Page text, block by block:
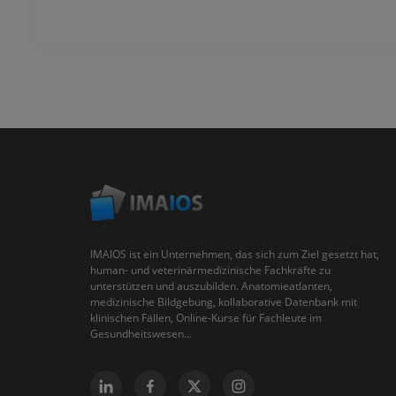
IMAIOS ist ein Unternehmen, das sich zum Ziel gesetzt hat,
human- und veterinärmedizinische Fachkräfte zu
unterstützen und auszubilden. Anatomieatlanten,
medizinische Bildgebung, kollaborative Datenbank mit
klinischen Fällen, Online-Kurse für Fachleute im
Gesundheitswesen...